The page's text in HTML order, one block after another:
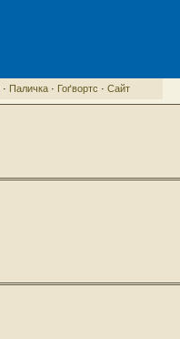
· Паличка· Гоґвортс · Сайт